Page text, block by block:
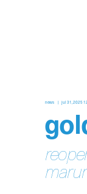
news jul 31, 2025